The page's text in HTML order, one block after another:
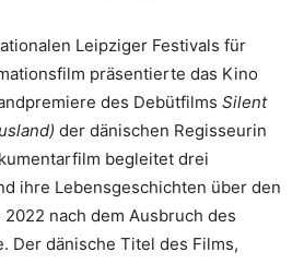
Leipziger Festivals für
präsentierte das Kino
des Debütfilms Silent
der dänischen Regisseurin
begleitet drei
ihre Lebensgeschichten über den
nach dem Ausbruch des
Der dänische Titel des Films,